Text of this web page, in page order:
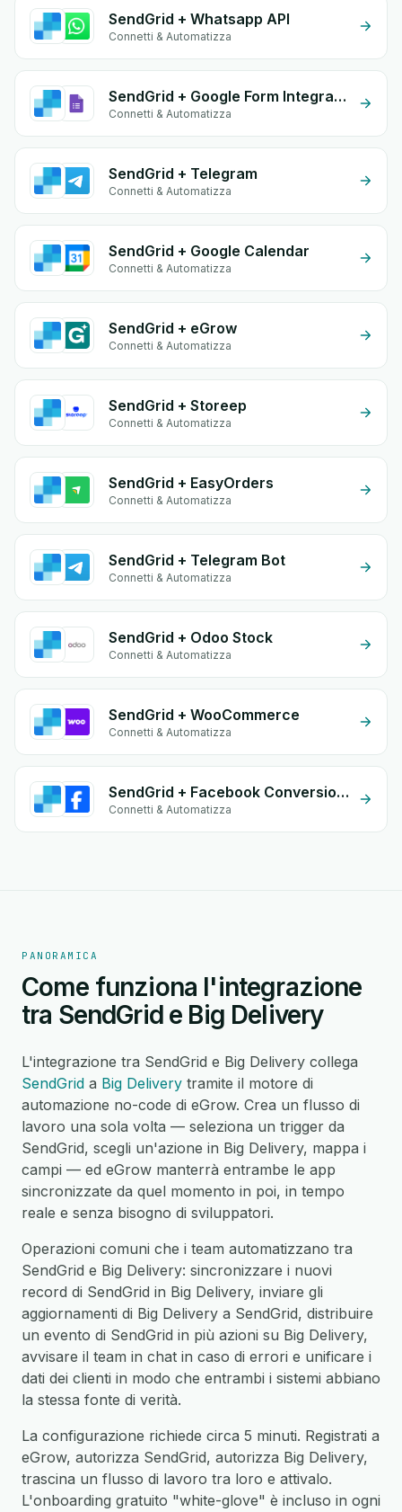
SendGrid + Whatsapp API
Connetti & Automatizza
SendGrid + Google Form Integration
Connetti & Automatizza
SendGrid + Telegram
Connetti & Automatizza
SendGrid + Google Calendar
Connetti & Automatizza
SendGrid + eGrow
Connetti & Automatizza
SendGrid + Storeep
Connetti & Automatizza
SendGrid + EasyOrders
Connetti & Automatizza
SendGrid + Telegram Bot
Connetti & Automatizza
SendGrid + Odoo Stock
Connetti & Automatizza
SendGrid + WooCommerce
Connetti & Automatizza
SendGrid + Facebook Conversion API (CAPI)
Connetti & Automatizza
PANORAMICA
Come funziona l'integrazione
tra SendGrid e Big Delivery
L'integrazione tra SendGrid e Big Delivery collega
SendGrid a Big Delivery tramite il motore di
automazione no-code di eGrow. Crea un flusso di
lavoro una sola volta — seleziona un trigger da
SendGrid, scegli un'azione in Big Delivery, mappa i
campi — ed eGrow manterrà entrambe le app
sincronizzate da quel momento in poi, in tempo
reale e senza bisogno di sviluppatori.
Operazioni comuni che i team automatizzano tra
SendGrid e Big Delivery: sincronizzare i nuovi
record di SendGrid in Big Delivery, inviare gli
aggiornamenti di Big Delivery a SendGrid, distribuire
un evento di SendGrid in più azioni su Big Delivery,
avvisare il team in chat in caso di errori e unificare i
dati dei clienti in modo che entrambi i sistemi abbiano
la stessa fonte di verità.
La configurazione richiede circa 5 minuti. Registrati a
eGrow, autorizza SendGrid, autorizza Big Delivery,
trascina un flusso di lavoro tra loro e attivalo.
L'onboarding gratuito "white-glove" è incluso in ogni